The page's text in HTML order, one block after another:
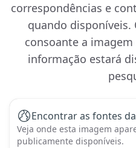
correspondências e
quando disponíveis.
consoante a
informação estará
Encontrar as fontes
Veja onde esta imagem
publicamente disponíveis.